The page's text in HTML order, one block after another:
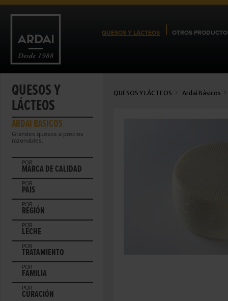
QUESOS Y LÁCTEOS OTROS
QUESOS Y
LÁCTEOS
ARDAI BÁSICOS
Grandes quesos a precios
razonables.
POR
MARCA DE CALIDAD
POR
PAIS
POR
REGIÓN
POR
LECHE
POR
TRATAMIENTO
POR
FAMILIA
POR
CURACIÓN
QUESOS Y LÁCTEOS Ardai Básicos